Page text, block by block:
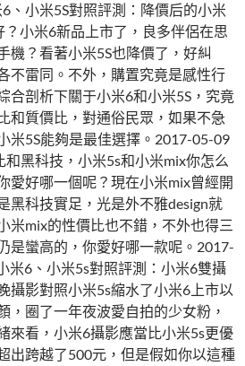
、小米5S對照評測：降價后的小米
？小米6新品上市了，良多伴侶在思
機？看著小米5S也降價了，好糾
不雷同。不外，購置究竟是感性行
合剖析下關于小米6和小米5S，究竟
和質價比，對通俗民眾，如果不急
米5S能夠是最佳選擇。2017-05-09
和黑科技，小米5s和小米mix你怎么
愛好哪一個呢？現在小米mix曾經開
黑科技實足，光是外不雅design就
米mix的性價比也不錯，不外也得三
是蠻高的，你愛好哪一款呢。2017-
米6、小米5s對照評測：小米6雙攝
攝影對照小米5s縮水了小米6上市以
，圈了一年夜波愛自拍的少女粉，
來看，小米6攝影應當比小米5s更優
出跨越了500元，但是假如你以這種